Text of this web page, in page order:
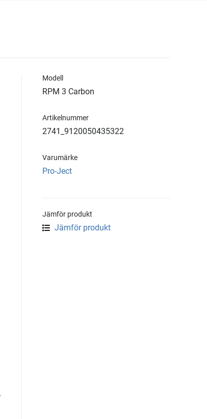
Modell
RPM 3 Carbon
Artikelnummer
2741_9120050435322
Varumärke
Pro-Ject
Jämför produkt
Jämför produkt